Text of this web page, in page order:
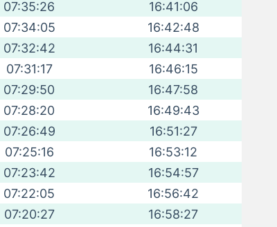
07:35:26
16:41:06
07:34:05
16:42:48
07:32:42
16:44:31
07:31:17
16:46:15
07:29:50
16:47:58
07:28:20
16:49:43
07:26:49
16:51:27
07:25:16
16:53:12
07:23:42
16:54:57
07:22:05
16:56:42
07:20:27
16:58:27